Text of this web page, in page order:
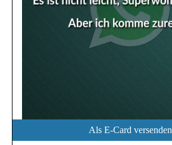
Als E-Card versenden